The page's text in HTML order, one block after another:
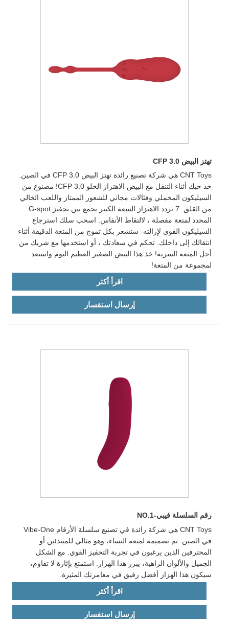
تهتز البيض CFP 3.0
CNT Toys هي شركة تصنيع رائدة تهتز البيض CFP 3.0 في الصين.
خذ حبك أثناء التنقل مع البيض الاهتزاز الحلو CFP 3.0! مصنوع من
السيليكون المخملي وفثالات مجاني للشعور الممتاز واللعب الخالي
من القلق. 7 تردد الاهتزاز السعة الكبير يجمع بين تحفيز G-spot
المحدد لمتعة مفصلة ، لالتقاط الأنفاس. اسحب سلك استرجاع
السيليكون القوي لإزالته- ستشعر بكل تموج من المتعة الدقيقة أثناء
انتقالك إلى داخلك. تحكم في سعادتك ، أو استخدمها مع شريك من
أجل المتعة السرية! خذ هذا البيض الصغير العظيم اليوم واستعد
لمجموعة من المتعة!
اقرأ أكثر
إرسال استفسار
رقم السلسلة فيبي-NO.1
CNT Toys هي شركة رائدة في تصنيع سلسلة الأرقام Vibe-One
في الصين. تم تصميمه لمتعة النساء، وهو مثالي للمبتدئين أو
المحترفين الذين يرغبون في تجربة التحفيز القوي. مع الشكل
الجميل والألوان الزاهية، يبرز هذا الهزاز. استمتع بإثارة لا تقاوم،
سيكون هذا الهزاز أفضل رفيق في مغامرتك المثيرة.
اقرأ أكثر
إرسال استفسار